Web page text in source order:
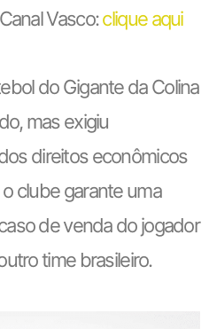
Vasco:clique aqui
do Gigante da Colina
mas exigiu
direitos econômicos
clube garante uma
de venda do jogador
time brasileiro.